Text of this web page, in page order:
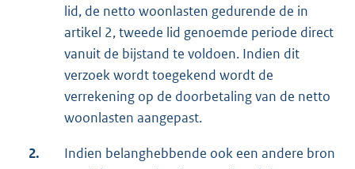
lid, de netto woonlasten gedurende de in
artikel 2, tweede lid genoemde periode direct
vanuit de bijstand te voldoen. Indien dit
verzoek wordt toegekend wordt de
verrekening op de doorbetaling van de netto
woonlasten aangepast.
2.
Indien belanghebbende ook een andere bron